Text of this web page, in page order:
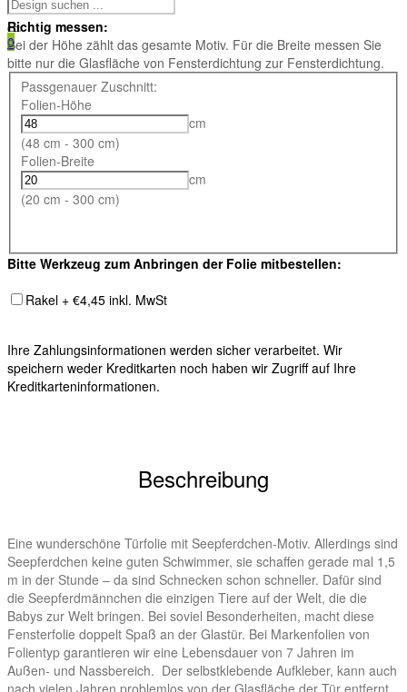
0
Richtig messen:
Bei der Höhe zählt das gesamte Motiv. Für die Breite messen Sie
bitte nur die Glasfläche von Fensterdichtung zur Fensterdichtung.
Passgenauer Zuschnitt:
Folien-Höhe
cm
(48 cm - 300 cm)
Folien-Breite
cm
(20 cm - 300 cm)
Bitte Werkzeug zum Anbringen der Folie mitbestellen:
Rakel + €4,45 inkl. MwSt
Ihre Zahlungsinformationen werden sicher verarbeitet. Wir
speichern weder Kreditkarten noch haben wir Zugriff auf Ihre
Kreditkarteninformationen.
Beschreibung
Eine wunderschöne Türfolie mit Seepferdchen-Motiv. Allerdings sind
Seepferdchen keine guten Schwimmer, sie schaffen gerade mal 1,5
m in der Stunde – da sind Schnecken schon schneller. Dafür sind
die Seepferdmännchen die einzigen Tiere auf der Welt, die die
Babys zur Welt bringen. Bei soviel Besonderheiten, macht diese
Fensterfolie doppelt Spaß an der Glastür. Bei Markenfolien von
Folientyp garantieren wir eine Lebensdauer von 7 Jahren im
Außen- und Nassbereich. Der selbstklebende Aufkleber, kann auch